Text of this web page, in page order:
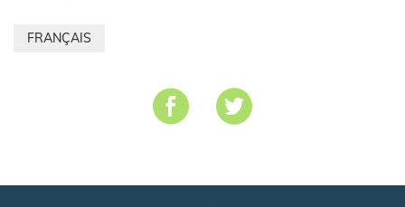
FRANÇAIS